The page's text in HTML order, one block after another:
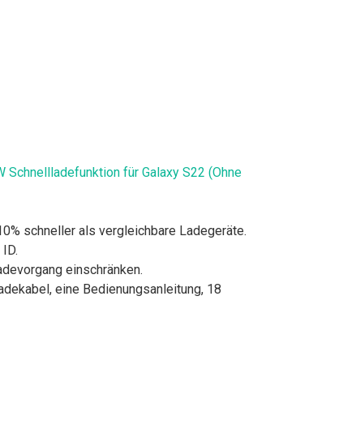
für Galaxy S22 (Ohne
schneller als vergleichbare Ladegeräte.
einschränken.
eine Bedienungsanleitung, 18